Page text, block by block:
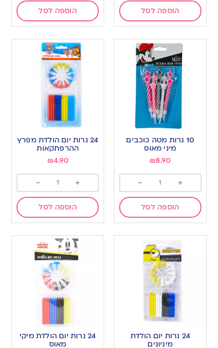
הוספה לסל הוספה לסל
10 נרות מטה כוכבים
מיני מאוס
₪8.90
+
-
הוספה לסל
24 נרות יום הולדת מפרץ
ההרפתקאות
₪4.90
+
-
הוספה לסל
24 נרות יום הולדת
מיניונים
24 נרות יום הולדת מיקי
מאוס